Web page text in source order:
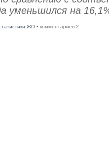
уменьшился на
ЖО • комментариев 2